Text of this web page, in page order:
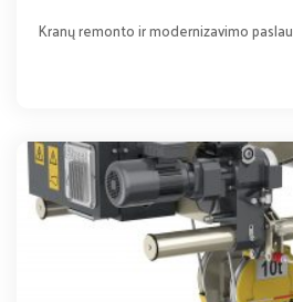
Kranų remonto ir modernizavimo